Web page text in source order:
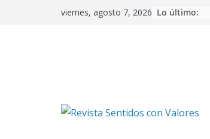
viernes, agosto 7, 2026 Lo último: